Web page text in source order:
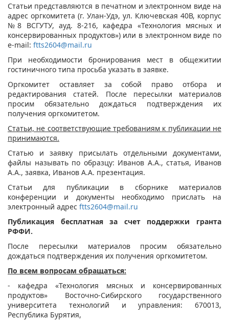
Статьи представляются в печатном и электронном виде на
адрес оргкомитета (г. Улан-Удэ, ул. Ключевская 40В, корпус
№8 ВСГУТУ, ауд. 8-216, кафедра «Технология мясных и
консервированных продуктов») или в электронном виде по
e-mail: ftts2604@mail.ru
При необходимости бронирования мест в общежитии
гостиничного типа просьба указать в заявке.
Оргкомитет оставляет за собой право отбора и
редактирования статей. После пересылки материалов
просим обязательно дождаться подтверждения их
получения оргкомитетом.
Статьи, не соответствующие требованиям к публикации не
принимаются.
Статью и заявку присылать отдельными документами,
файлы называть по образцу: Иванов А.А., статья, Иванов
А.А., заявка, Иванов А.А. презентация.
Статьи для публикации в сборнике материалов
конференции и документы необходимо прислать на
электронный адрес ftts2604@mail.ru
Публикация бесплатная за счет поддержки гранта
РФФИ.
После пересылки материалов просим обязательно
дождаться подтверждения их получения оргкомитетом.
По всем вопросам обращаться:
- кафедра «Технология мясных и консервированных
продуктов» Восточно-Сибирского государственного
университета технологий и управления: 670013,
Республика Бурятия,